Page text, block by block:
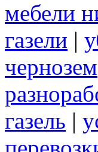
мебели
газели |
чернозем
газель |